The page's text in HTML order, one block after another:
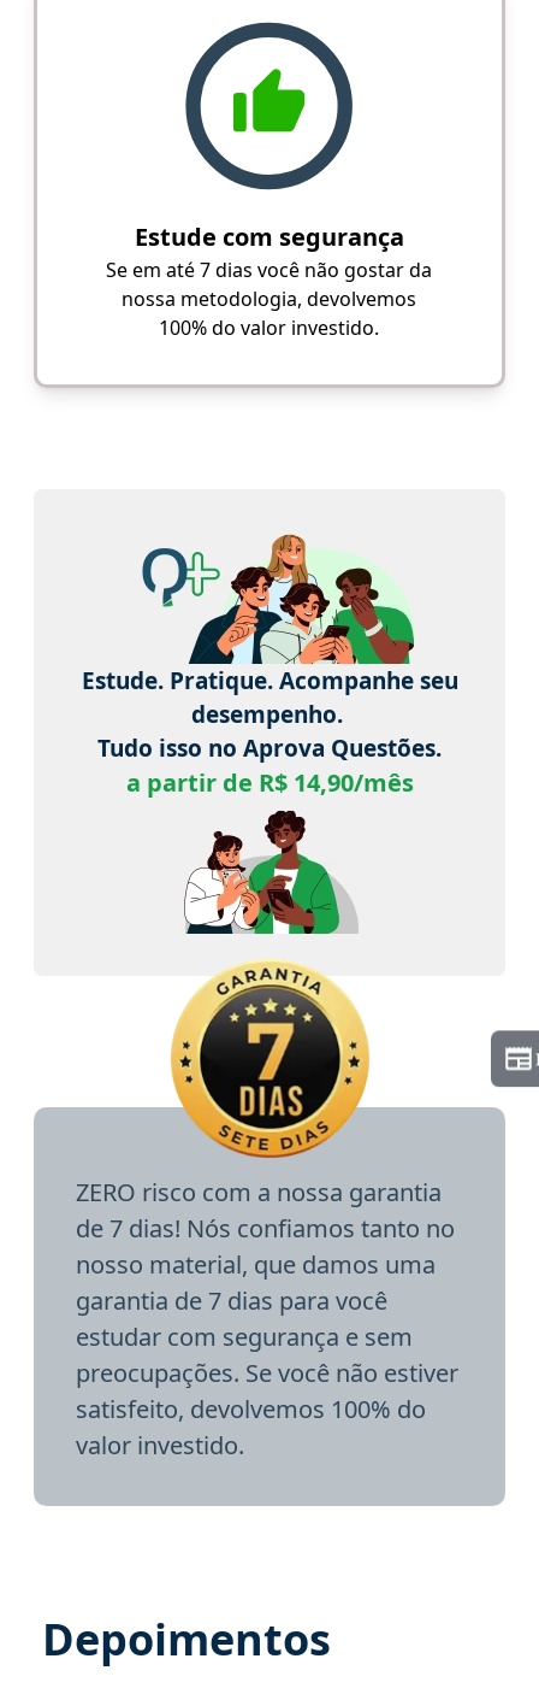
Estude com segurança
Se em até 7 dias você não gostar da
nossa metodologia, devolvemos
100% do valor investido.
Estude. Pratique. Acompanhe seu
desempenho.
Tudo isso no Aprova Questões.
a partir de R$ 14,90/mês
ZERO risco com a nossa garantia
de 7 dias! Nós confiamos tanto no
nosso material, que damos uma
garantia de 7 dias para você
estudar com segurança e sem
preocupações. Se você não estiver
satisfeito, devolvemos 100% do
valor investido.
Depoimentos